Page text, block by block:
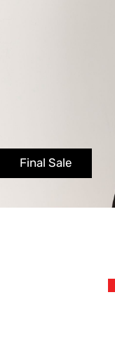
Final Sale